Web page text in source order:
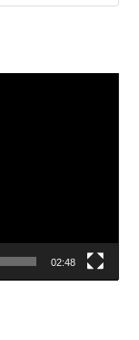
02:48